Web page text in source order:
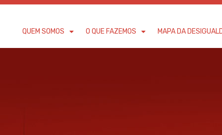
QUEM SOMOS O QUE FAZEMOS MAPA DA